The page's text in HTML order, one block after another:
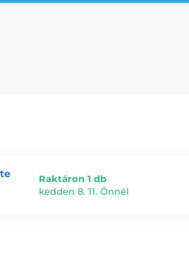
Raktáron 1 db
kedden 8. 11. Önnél